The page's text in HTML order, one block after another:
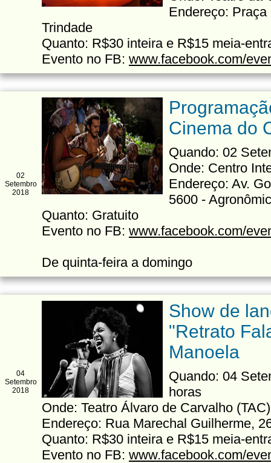
Endereço:
Trindade
Quanto: R$30 inteira e R$15 meia-
Evento no FB: www.facebook.com/
02
Setembro
2018
Cinema do
Quando: 02
Onde: Centro
Endereço: Av.
5600 -
Quanto: Gratuito
Evento no FB: www.facebook.com/
De quinta-feira a domingo
04
Setembro
2018
Show de
"Retrato
Manoela
Quando: 04
horas
Onde: Teatro Álvaro de Carvalho (TAC)
Endereço: Rua Marechal Guilherme,
Quanto: R$30 inteira e R$15 meia-
Evento no FB: www.facebook.com/